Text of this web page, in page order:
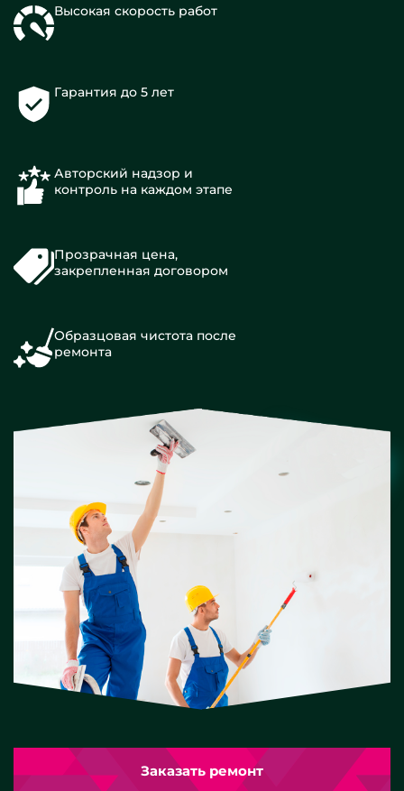
Высокая скорость работ
Гарантия до 5 лет
Авторский надзор и
контроль на каждом этапе
Прозрачная цена,
закрепленная договором
Образцовая чистота после
ремонта
Заказать ремонт